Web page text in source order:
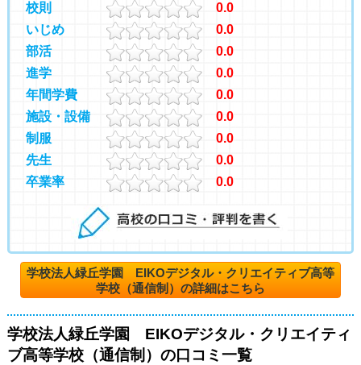
校則
0.0
いじめ
0.0
部活
0.0
進学
0.0
年間学費
0.0
施設・設備
0.0
制服
0.0
先生
0.0
卒業率
0.0
学校法人緑丘学園 EIKOデジタル・クリエイティブ高等
学校（通信制）の詳細はこちら
学校法人緑丘学園 EIKOデジタル・クリエイティ
ブ高等学校（通信制）の口コミ一覧